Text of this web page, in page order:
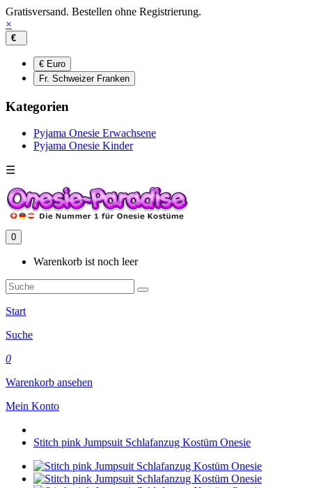
Gratisversand. Bestellen ohne Registrierung.
×
€
€ Euro
Fr. Schweizer Franken
Kategorien
Pyjama Onesie Erwachsene
Pyjama Onesie Kinder
☰
0
Warenkorb ist noch leer
Start
Suche
0
Warenkorb ansehen
Mein Konto
Stitch pink Jumpsuit Schlafanzug Kostüm Onesie